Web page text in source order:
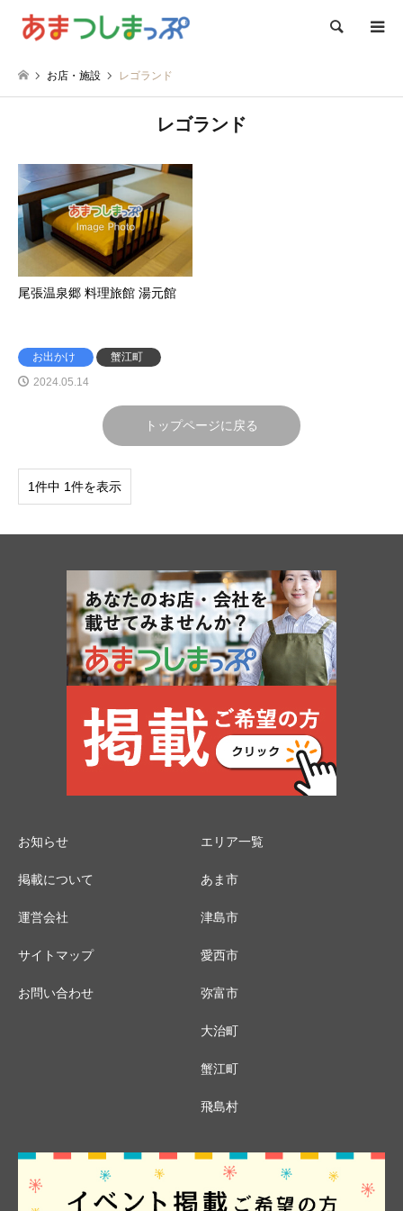
検索
お店・施設 レゴランド
レゴランド
尾張温泉郷 料理旅館 湯元館
お出かけ
蟹江町
2024.05.14
トップページに戻る
1件中 1件を表示
お知らせ
掲載について
運営会社
サイトマップ
お問い合わせ
エリア一覧
あま市
津島市
愛西市
弥富市
大治町
蟹江町
飛島村